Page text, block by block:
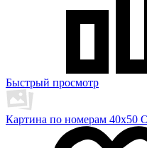
Быстрый просмотр
Картина по номерам 40х50